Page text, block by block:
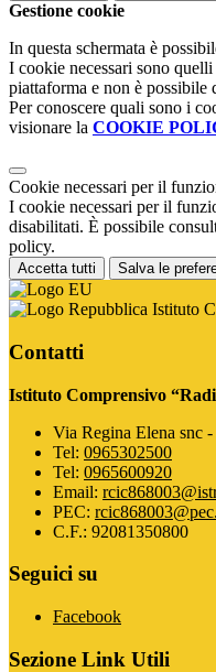
Gestione cookie
In questa schermata è
I cookie necessari sono
piattaforma e non è possibile
Per conoscere quali sono i
visionare la COOKIE
Cookie necessari per il
I cookie necessari per il
disabilitati. È possibile
policy.
Accetta tutti Salva le
Istituto
Contatti
Istituto Comprensivo
Via Regina Elena snc
Tel: 0965302500
Tel: 0965600920
Email:
PEC:
C.F.: 92081350800
Seguici su
Facebook
Sezione Link Utili